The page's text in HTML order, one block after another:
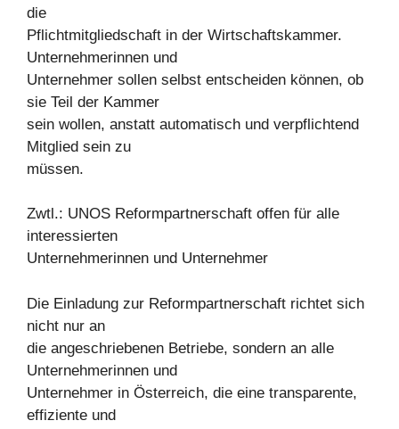
die
Pflichtmitgliedschaft in der Wirtschaftskammer.
Unternehmerinnen und
Unternehmer sollen selbst entscheiden können, ob
sie Teil der Kammer
sein wollen, anstatt automatisch und verpflichtend
Mitglied sein zu
müssen.
Zwtl.: UNOS Reformpartnerschaft offen für alle
interessierten
Unternehmerinnen und Unternehmer
Die Einladung zur Reformpartnerschaft richtet sich
nicht nur an
die angeschriebenen Betriebe, sondern an alle
Unternehmerinnen und
Unternehmer in Österreich, die eine transparente,
effiziente und